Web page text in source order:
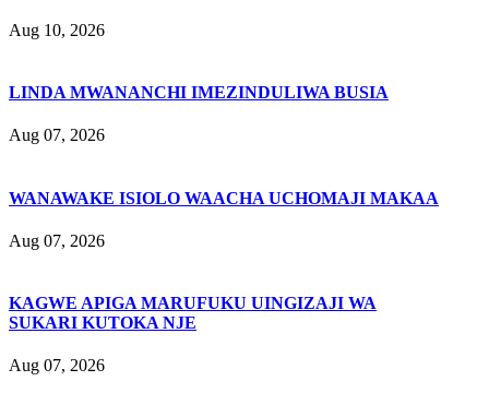
Aug 10, 2026
LINDA MWANANCHI IMEZINDULIWA BUSIA
Aug 07, 2026
WANAWAKE ISIOLO WAACHA UCHOMAJI MAKAA
Aug 07, 2026
KAGWE APIGA MARUFUKU UINGIZAJI WA
SUKARI KUTOKA NJE
Aug 07, 2026